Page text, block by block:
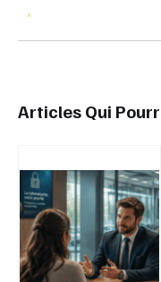
Articles Qui